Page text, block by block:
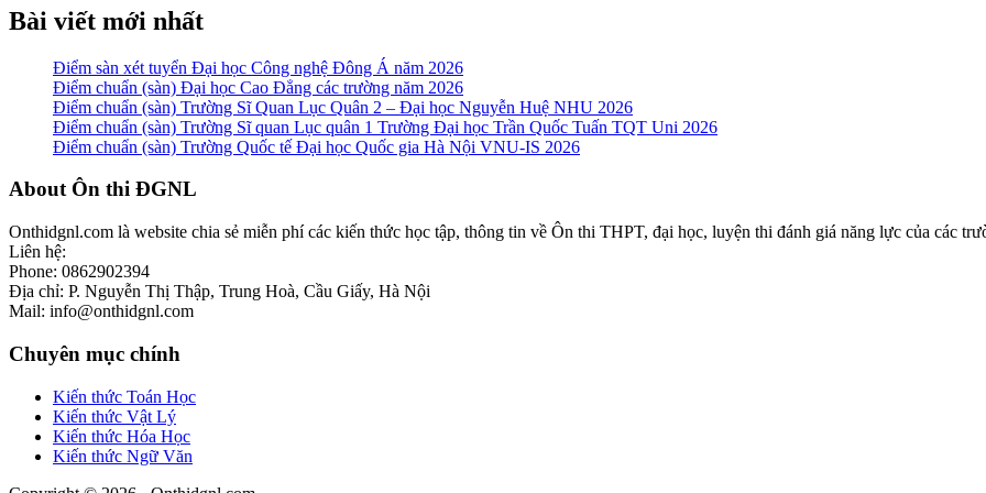
Bài viết mới nhất
Điểm sàn xét tuyển Đại học Công nghệ Đông Á năm 2026
Điểm chuẩn (sàn) Đại học Cao Đẳng các trường năm 2026
Điểm chuẩn (sàn) Trường Sĩ Quan Lục Quân 2 – Đại học Nguyễn Huệ NHU 2026
Điểm chuẩn (sàn) Trường Sĩ quan Lục quân 1 Trường Đại học Trần Quốc Tuấn TQT Uni 2026
Điểm chuẩn (sàn) Trường Quốc tế Đại học Quốc gia Hà Nội VNU-IS 2026
Footer
About Ôn thi ĐGNL
Onthidgnl.com là website chia sẻ miễn phí các kiến thức học tập, thông tin về Ôn thi THPT, đại học, luyện thi đánh giá năng lực của các
Liên hệ:
Phone: 0862902394
Địa chỉ: P. Nguyễn Thị Thập, Trung Hoà, Cầu Giấy, Hà Nội
Mail: info@onthidgnl.com
Chuyên mục chính
Kiến thức Toán Học
Kiến thức Vật Lý
Kiến thức Hóa Học
Kiến thức Ngữ Văn